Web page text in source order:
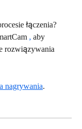
łączenia?
, aby
rozwiązywania
nagrywania.